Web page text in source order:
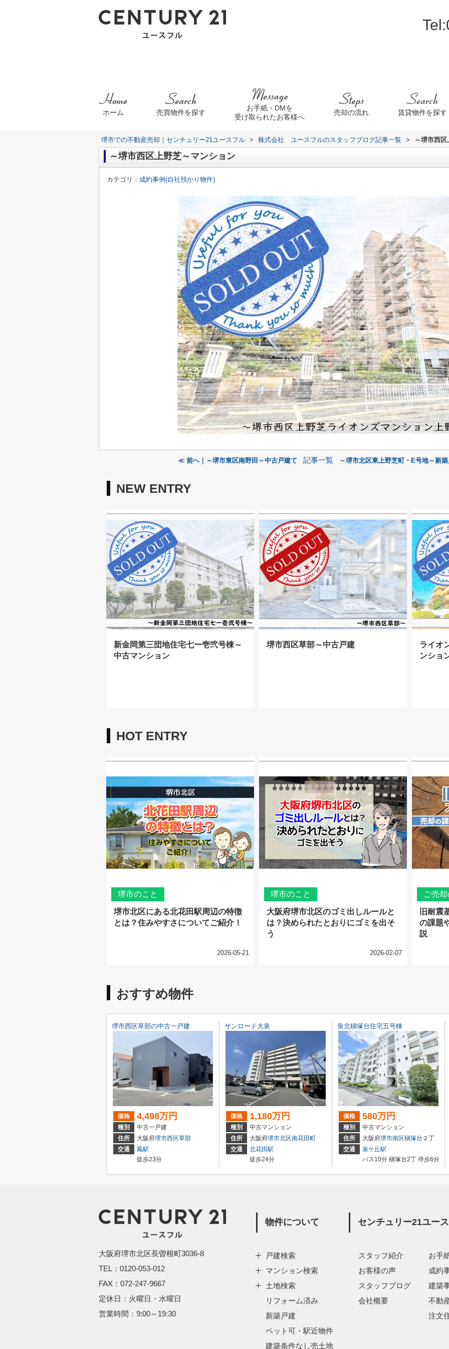
ホーム 売買物件を探す
お手紙・DMを
受け取られたお客様へ
売却の流れ 賃貸物件を探す
堺市での不動産売却｜センチュリー21ユースフル > 株式会社 ユースフルのスタッフブログ記事一覧 > ～堺市西
～堺市西区上野芝～マンション
カテゴリ： 成約事例(自社預かり物件)
≪ 前へ｜～堺市東区南野田～中古戸建て 記事一覧 ～堺市北区東上野芝町・E号地～新
NEW ENTRY
新金岡第三団地住宅七ー壱弐号棟～
中古マンション
堺市西区草部～中古戸建
ライオ
ンショ
HOT ENTRY
堺市のこと
堺市北区にある北花田駅周辺の特徴
とは？住みやすさについてご紹介！
2026-05-21
堺市のこと
大阪府堺市北区のゴミ出しルールと
は？決められたとおりにゴミを出そ
う
2026-02-07
ご売
旧耐震
の課題
説
おすすめ物件
堺市西区草部の中古一戸建
価格 4,498万円
種別
中古一戸建
住所
大阪府堺市西区草部
交通
鳳駅
徒歩23分
サンロード大泉
価格 1,180万円
種別
中古マンション
住所
大阪府堺市北区南花田町
交通
北花田駅
徒歩24分
泉北槇塚台住宅五号棟
価格 580万円
種別
中古マンション
住所
大阪府堺市南区槇塚台 ２丁
交通
泉ケ丘駅
バス10分 槇塚台2丁 停歩6分
大阪府堺市北区長曽根町3036-8
TEL：0120-053-012
FAX：072-247-9667
定休日：火曜日・水曜日
営業時間：9:00～19:30
物件について
戸建検索
マンション検索
土地検索
リフォーム済み
新築戸建
ペット可・駅近物件
建築条件なし売土地
センチュリー21ユー
スタッフ紹介
お客様の声
スタッフブログ
会社概要
お手
成約
建築
不動
注文